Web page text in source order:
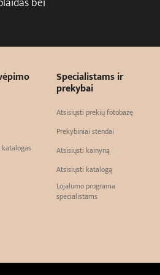
Specialistams ir
prekybai
Atsisiųsti prekių fotobazę
Prekybiniai stendai
Atsisiųsti kainyną
Atsisiųsti katalogą
Lojalumo programa
specialistams